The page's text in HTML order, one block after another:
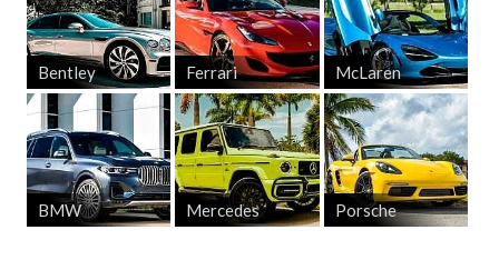
Bentley Ferrari McLaren
BMW Mercedes Porsche